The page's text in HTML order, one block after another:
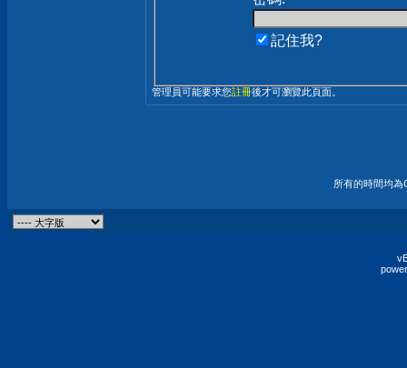
記住我?
管理員可能要求您註冊後才可瀏覽此頁面。
所有的時間均為